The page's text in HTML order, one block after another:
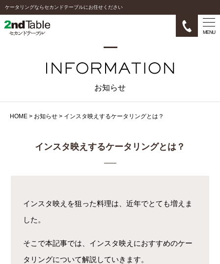
ケータリングならセカンドテーブルにお任せください
MENU
お知らせ
HOME > お知らせ > インスタ映えするケータリングとは？
インスタ映えするケータリングとは？
インスタ映えを狙った料理は、近年でとても増えま
した。
そこで本記事では、インスタ映えにおすすめのケー
タリングについて解説していきます。